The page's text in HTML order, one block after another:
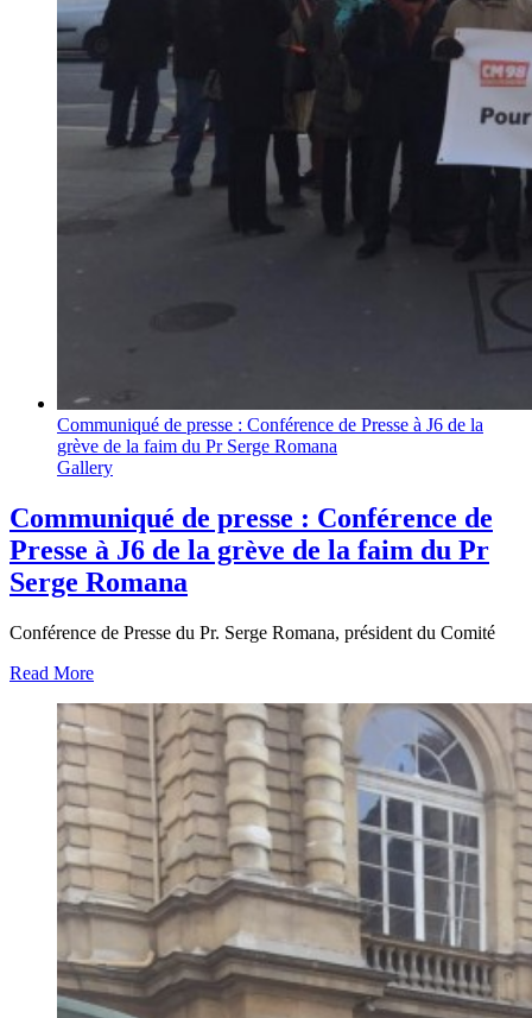
Communiqué de presse : Conférence de Presse à J6 de la
grève de la faim du Pr Serge Romana
Gallery
Communiqué de presse : Conférence de
Presse à J6 de la grève de la faim du Pr
Serge Romana
Conférence de Presse du Pr. Serge Romana, président du Comité
Read More